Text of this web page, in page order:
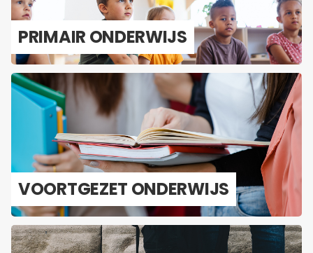
PRI­MAIR ON­DER­WIJS
VOORT­GE­ZET ON­DER­WIJS